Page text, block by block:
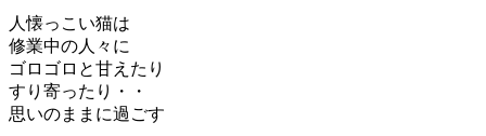
を
切
り
替
え
る
人懐っこい猫は
修業中の人々に
ゴロゴロと甘えたり
すり寄ったり・・
思いのままに過ごす